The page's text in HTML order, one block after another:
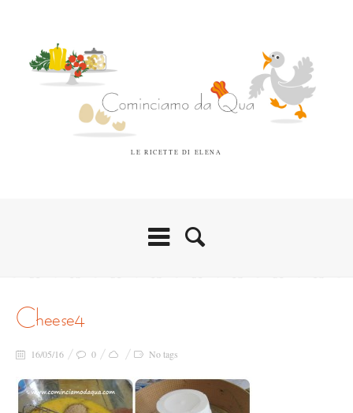
LE RICETTE DI ELENA
cheese4
16/05/16 0 No tags